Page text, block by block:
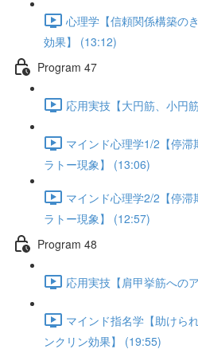
心理学【信頼関係構築の
効果】 (13:12)
Program 47
応用実技【大円筋、小円
マインド心理学1/2【停
ラトー現象】 (13:06)
マインド心理学2/2【停
ラトー現象】 (12:57)
Program 48
応用実技【肩甲挙筋への
マインド指名学【助けら
ンクリン効果】 (19:55)